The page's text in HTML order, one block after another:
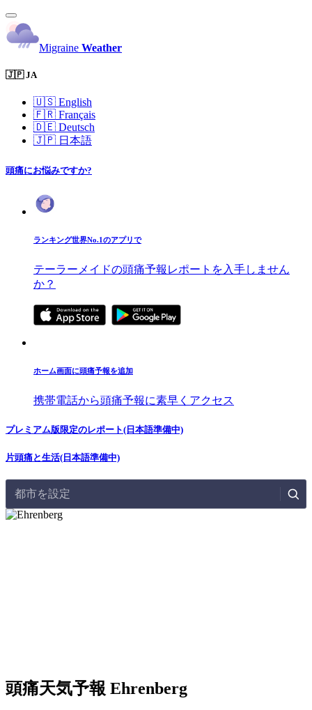
Migraine Weather
🇯🇵 JA
🇺🇸 English
🇫🇷 Français
🇩🇪 Deutsch
🇯🇵 日本語
頭痛にお悩みですか?
ランキング世界No.1のアプリで
テーラーメイドの頭痛予報レポートを入手しません
か？
ホーム画面に頭痛予報を追加
携帯電話から頭痛予報に素早くアクセス
プレミアム版限定のレポート(日本語準備中)
片頭痛と生活(日本語準備中)
都市を設定
頭痛天気予報 Ehrenberg